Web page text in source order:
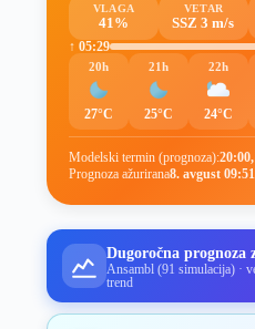
VLAGA
41%
VETAR
SSZ 3 m/s
↑ 05:29
20h
27°C
21h
25°C
22h
24°C
Modelski termin (prognoza):
Prognoza ažurirana8. avgust 09:51
Dugoročna
Ansambl (91 simulacija) ·
trend